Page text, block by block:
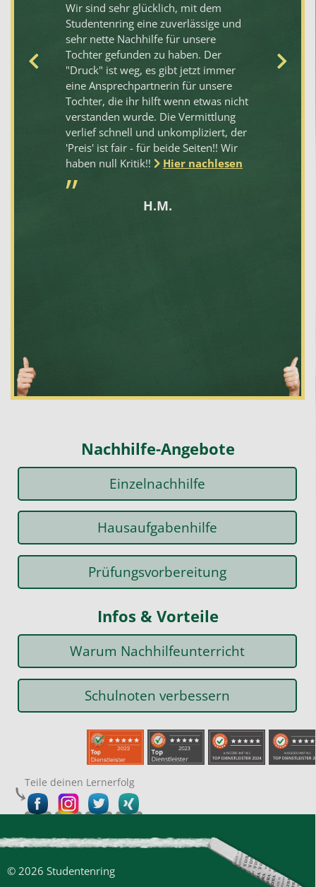
Wir sind sehr glücklich, mit dem
Studentenring eine zuverlässige und
sehr nette Nachhilfe für unsere
Tochter gefunden zu haben. Der
"Druck" ist weg, es gibt jetzt immer
eine Ansprechpartnerin für unsere
Tochter, die ihr hilft wenn etwas nicht
verstanden wurde. Die Vermittlung
verlief schnell und unkompliziert, der
'Preis' ist fair - für beide Seiten!! Wir
haben null Kritik!!
Hier nachlesen
H.M.
Nachhilfe-Angebote
Einzelnachhilfe
Hausaufgabenhilfe
Prüfungsvorbereitung
Infos & Vorteile
Warum Nachhilfeunterricht
Schulnoten verbessern
Teile deinen Lernerfolg
© 2026 Studentenring